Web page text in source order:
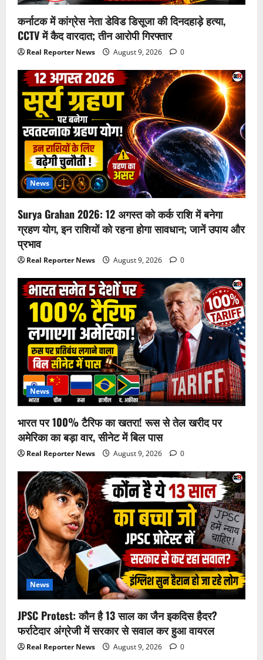
कर्नाटक में कांग्रेस नेता डेविड डिसूजा की दिनदहाड़े हत्या,
CCTV में कैद वारदात; तीन आरोपी गिरफ्तार
Real Reporter News August 9, 2026 0
News
Surya Grahan 2026: 12 अगस्त को कर्क राशि में बनेगा
ग्रहण योग, इन राशियों को रहना होगा सावधान; जानें उपाय और
प्रभाव
Real Reporter News August 9, 2026 0
News
भारत पर 100% टैरिफ का खतरा! रूस से तेल खरीद पर
अमेरिका का बड़ा वार, सीनेट में बिल पास
Real Reporter News August 9, 2026 0
News
JPSC Protest: कौन है 13 साल का जैन इकदिस हैदर?
फर्राटेदार अंग्रेजी में सरकार से सवाल कर हुआ वायरल
Real Reporter News August 9, 2026 0